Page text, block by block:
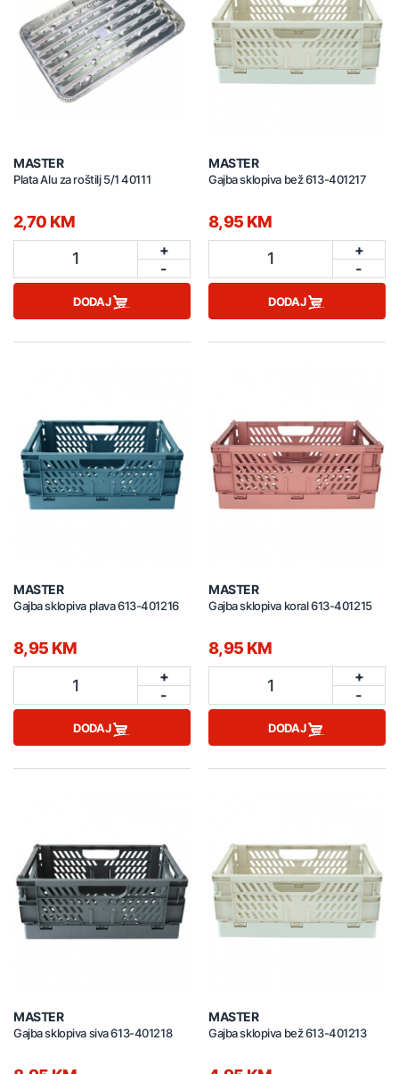
MASTER
Plata Alu za roštilj 5/1 40111
2,70 KM
1
+
-
DODAJ
MASTER
Gajba sklopiva bež 613-401217
8,95 KM
1
+
-
DODAJ
MASTER
Gajba sklopiva plava 613-401216
8,95 KM
1
+
-
DODAJ
MASTER
Gajba sklopiva koral 613-401215
8,95 KM
1
+
-
DODAJ
MASTER
Gajba sklopiva siva 613-401218
MASTER
Gajba sklopiva bež 613-401213